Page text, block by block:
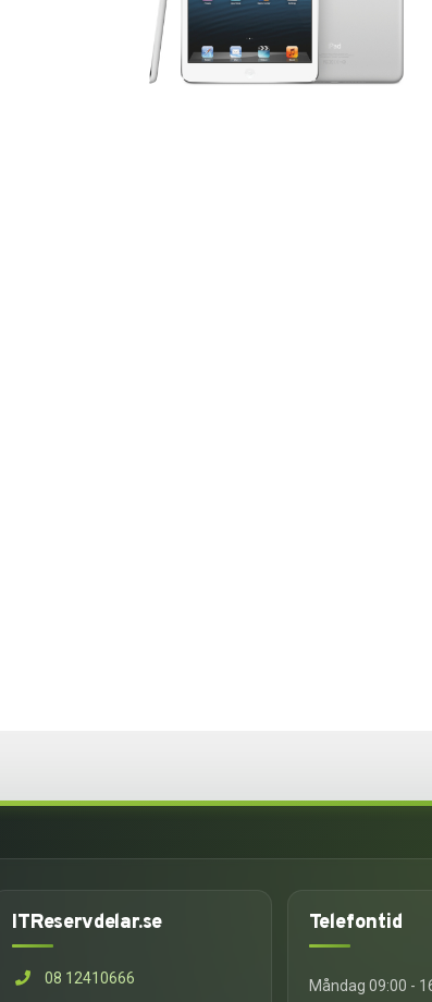
ITReservdelar.se
08 12410666
Telefontid
Måndag 09:00 -